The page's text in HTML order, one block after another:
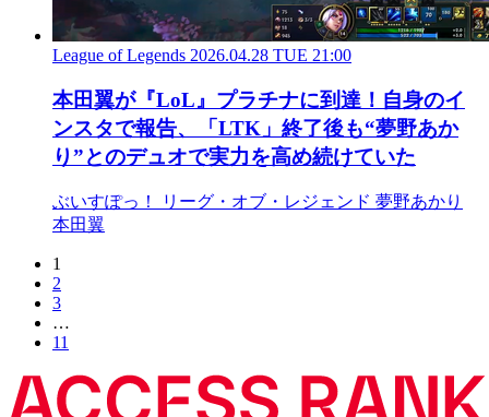
League of Legends 2026.04.28 TUE 21:00
本田翼が『LoL』プラチナに到達！自身のイ
ンスタで報告、「LTK」終了後も“夢野あか
り”とのデュオで実力を高め続けていた
ぶいすぽっ！ リーグ・オブ・レジェンド 夢野あかり
本田翼
1
2
3
…
11